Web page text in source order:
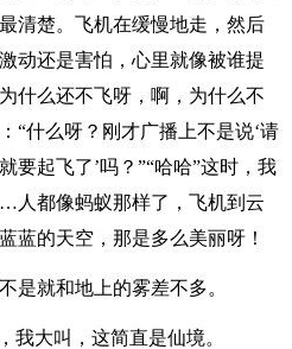
清楚。飞机在缓慢地走，然后
动还是害怕，心里就像被谁提
什么还不飞呀，啊，为什么不
“什么呀？刚才广播上不是说‘请
要起飞了’吗？”“哈哈”这时，我
都像蚂蚁那样了，飞机到云
蓝的天空，那是多么美丽呀！
是就和地上的雾差不多。
我大叫，这简直是仙境。